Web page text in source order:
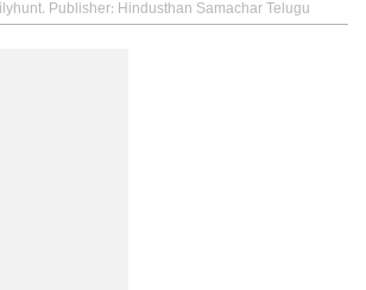
Publisher: Hindusthan Samachar Telugu